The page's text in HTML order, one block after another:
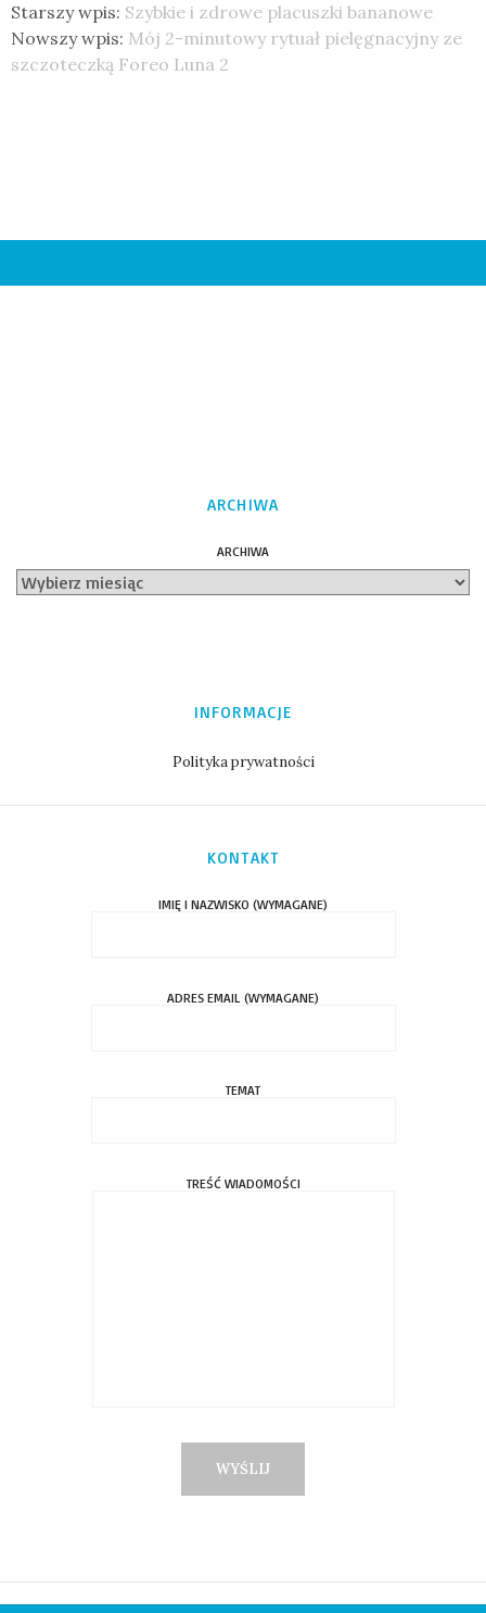
Starszy wpis: Szybkie i zdrowe placuszki bananowe
Nowszy wpis: Mój 2-minutowy rytuał pielęgnacyjny ze
szczoteczką Foreo Luna 2
ARCHIWA
ARCHIWA
INFORMACJE
Polityka prywatności
KONTAKT
IMIĘ I NAZWISKO (WYMAGANE)
ADRES EMAIL (WYMAGANE)
TEMAT
TREŚĆ WIADOMOŚCI